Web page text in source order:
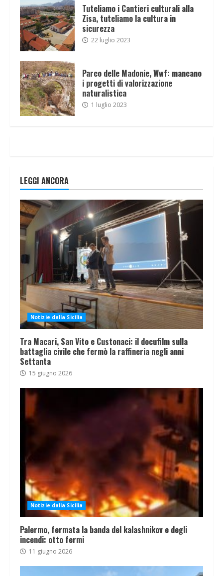
Tuteliamo i Cantieri culturali alla
Zisa, tuteliamo la cultura in
sicurezza
22 luglio 2023
Parco delle Madonie, Wwf: mancano
i progetti di valorizzazione
naturalistica
1 luglio 2023
LEGGI ANCORA
Notizie dalla Sicilia
Tra Macari, San Vito e Custonaci: il docufilm sulla
battaglia civile che fermò la raffineria negli anni
Settanta
15 giugno 2026
Notizie dalla Sicilia
Palermo, fermata la banda del kalashnikov e degli
incendi: otto fermi
11 giugno 2026